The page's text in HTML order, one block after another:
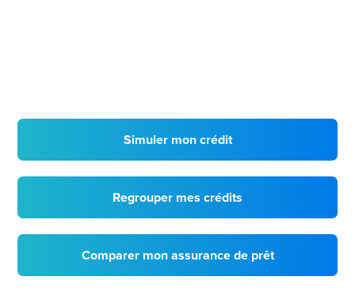
Simuler mon crédit
Regrouper mes crédits
Comparer mon assurance de prêt